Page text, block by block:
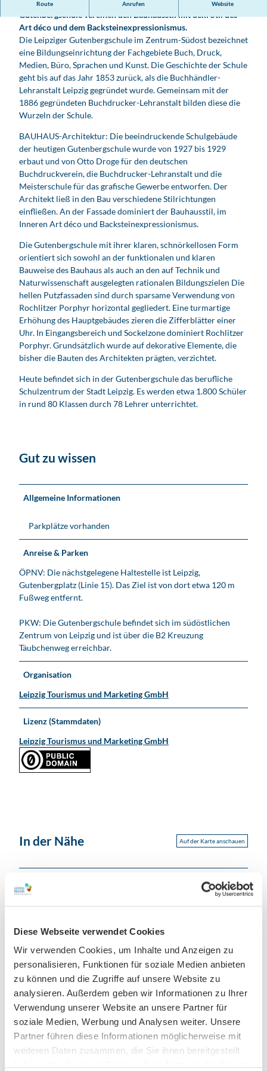
Diese Webseite verwendet Cookies
Wir verwenden Cookies, um Inhalte und Anzeigen zu
personalisieren, Funktionen für soziale Medien anbieten
zu können und die Zugriffe auf unsere Website zu
analysieren. Außerdem geben wir Informationen zu Ihrer
Verwendung unserer Website an unsere Partner für
soziale Medien, Werbung und Analysen weiter. Unsere
Partner führen diese Informationen möglicherweise mit
weiteren Daten zusammen, die Sie ihnen bereitgestellt
n
b
r
s
c
h
l
e
-
B
i
l
d
u
g
i
n
L
e
i
p
z
i
g
Route Anrufen Website
Die beeindruckenden Schulgebäude der heutigen
Gutenbergschule vereinen den Bauhausstil mit dem Stil des
Art déco und dem Backsteinexpressionismus.
Die Leipziger Gutenbergschule im Zentrum-Südost bezeichnet
eine Bildungseinrichtung der Fachgebiete Buch, Druck,
Medien, Büro, Sprachen und Kunst. Die Geschichte der Schule
geht bis auf das Jahr 1853 zurück, als die Buchhändler-
Lehranstalt Leipzig gegründet wurde. Gemeinsam mit der
1886 gegründeten Buchdrucker-Lehranstalt bilden diese die
Wurzeln der Schule.
BAUHAUS-Architektur: Die beeindruckende Schulgebäude
der heutigen Gutenbergschule wurde von 1927 bis 1929
erbaut und von Otto Droge für den deutschen
Buchdruckverein, die Buchdrucker-Lehranstalt und die
Meisterschule für das grafische Gewerbe entworfen. Der
Architekt ließ in den Bau verschiedene Stilrichtungen
einfließen. An der Fassade dominiert der Bauhausstil, im
Inneren Art déco und Backsteinexpressionismus.
Die Gutenbergschule mit ihrer klaren, schnörkellosen Form
orientiert sich sowohl an der funktionalen und klaren
Bauweise des Bauhaus als auch an den auf Technik und
Naturwissenschaft ausgelegten rationalen Bildungszielen Die
hellen Putzfassaden sind durch sparsame Verwendung von
Rochlitzer Porphyr horizontal gegliedert. Eine turmartige
Erhöhung des Hauptgebäudes zieren die Zifferblätter einer
Uhr. In Eingangsbereich und Sockelzone dominiert Rochlitzer
Porphyr. Grundsätzlich wurde auf dekorative Elemente, die
bisher die Bauten des Architekten prägten, verzichtet.
Heute befindet sich in der Gutenbergschule das berufliche
Schulzentrum der Stadt Leipzig. Es werden etwa 1.800 Schüler
in rund 80 Klassen durch 78 Lehrer unterrichtet.
Gut zu wissen
Allgemeine Informationen
Parkplätze vorhanden
Anreise & Parken
ÖPNV: Die nächstgelegene Haltestelle ist Leipzig,
Gutenbergplatz (Linie 15). Das Ziel ist von dort etwa 120 m
Fußweg entfernt.
PKW: Die Gutenbergschule befindet sich im südöstlichen
Zentrum von Leipzig und ist über die B2 Kreuzung
Täubchenweg erreichbar.
Organisation
Leipzig Tourismus und Marketing GmbH
Lizenz (Stammdaten)
Leipzig Tourismus und Marketing GmbH
In der Nähe Auf der Karte anschauen
Touren
Kontaktdaten
Gutenbergplatz 8
04103 Leipzig- Zentrum-Südost
+49 0341 / 96442 - 0